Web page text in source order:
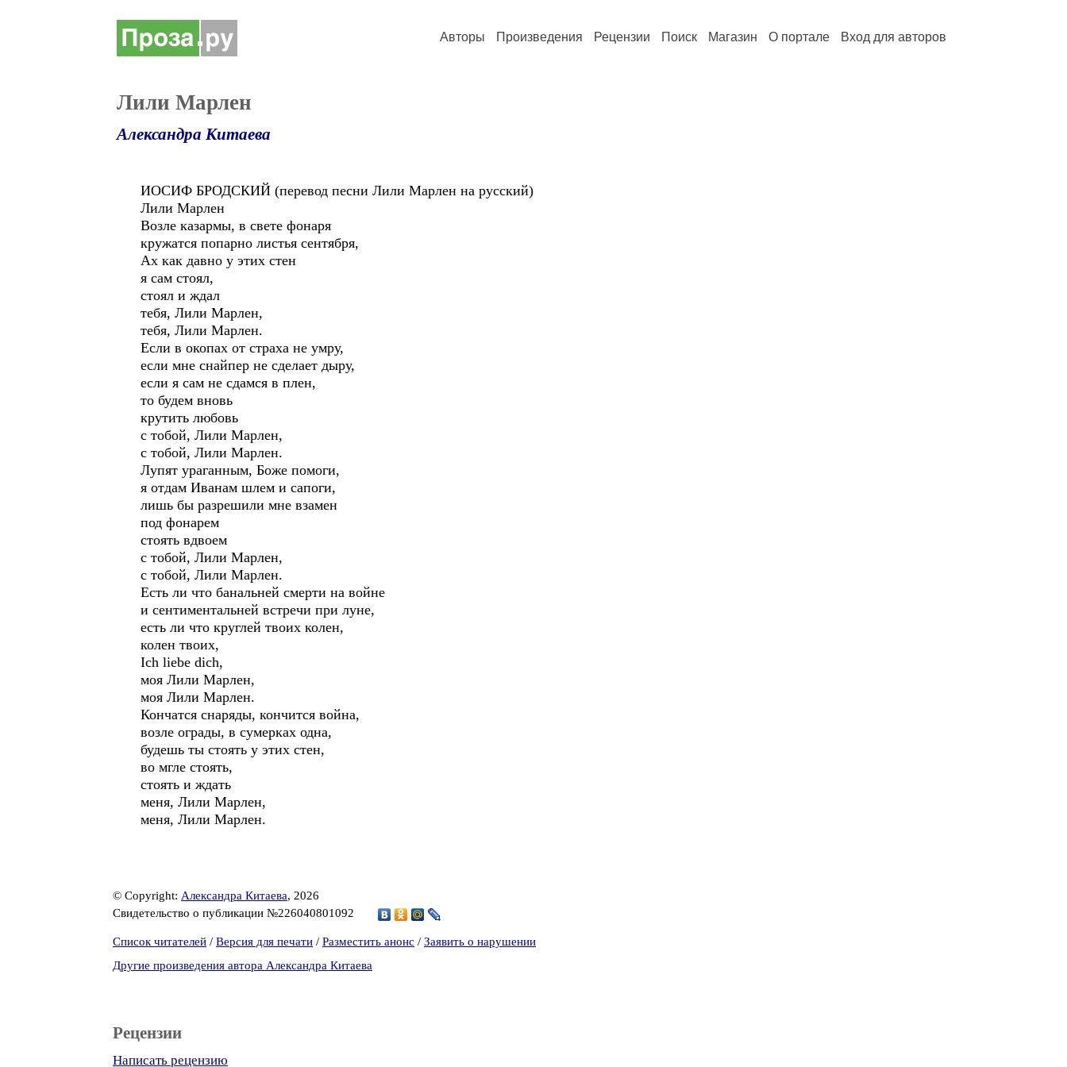
Авторы Произведения Рецензии Поиск Магазин О портале Вход для авторов
Лили Марлен
Александра Китаева
ИОСИФ БРОДСКИЙ (перевод песни Лили Марлен на русский)
Лили Марлен
Возле казармы, в свете фонаря
кружатся попарно листья сентября,
Ах как давно у этих стен
я сам стоял,
стоял и ждал
тебя, Лили Марлен,
тебя, Лили Марлен.
Если в окопах от страха не умру,
если мне снайпер не сделает дыру,
если я сам не сдамся в плен,
то будем вновь
крутить любовь
с тобой, Лили Марлен,
с тобой, Лили Марлен.
Лупят ураганным, Боже помоги,
я отдам Иванам шлем и сапоги,
лишь бы разрешили мне взамен
под фонарем
стоять вдвоем
с тобой, Лили Марлен,
с тобой, Лили Марлен.
Есть ли что банальней смерти на войне
и сентиментальней встречи при луне,
есть ли что круглей твоих колен,
колен твоих,
Ich liebe dich,
моя Лили Марлен,
моя Лили Марлен.
Кончатся снаряды, кончится война,
возле ограды, в сумерках одна,
будешь ты стоять у этих стен,
во мгле стоять,
стоять и ждать
меня, Лили Марлен,
меня, Лили Марлен.
© Copyright: Александра Китаева, 2026
Свидетельство о публикации №226040801092
Список читателей / Версия для печати / Разместить анонс / Заявить о нарушении
Другие произведения автора Александра Китаева
Рецензии
Написать рецензию